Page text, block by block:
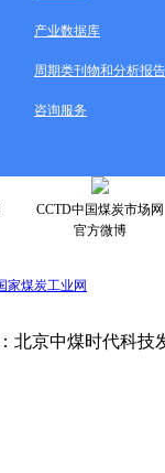
产业数据库
周期类刊物和分析报告
咨询服务
CCTD中国煤炭市场网
官方微博
家煤炭工业网
北京中煤时代科